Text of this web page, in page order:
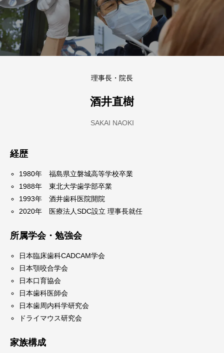
理事長・院長
酒井直樹
SAKAI NAOKI
経歴
1980年 福島県立磐城高等学校卒業
1988年 東北大学歯学部卒業
1993年 酒井歯科医院開院
2020年 医療法人SDC設立 理事長就任
所属学会・勉強会
日本臨床歯科CADCAM学会
日本顎咬合学会
日本口育協会
日本歯科医師会
日本歯周内科学研究会
ドライマウス研究会
家族構成